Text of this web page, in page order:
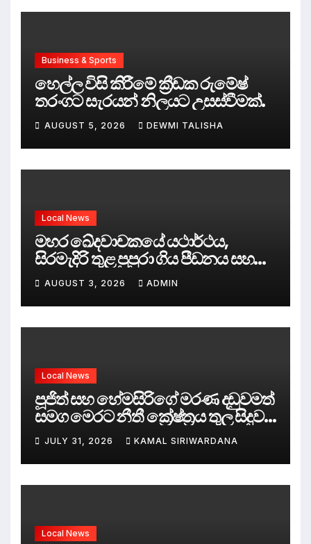
Business & Sports
හෙල්ල විසි කිරීමේ ක්‍රීඩක රුමේෂ්
තරංගට සැරයන් නිලයට උසස්වීමක්.
AUGUST 5, 2026 DEWMI TALISHA
Local News
මහර ඛේදවාචකයේ යථාර්ථය,
සිරමැදිරි තුළ පුපුරා ගිය පීඩනය සහ
පලිගැනීමේ දේශපාලනය
AUGUST 3, 2026 ADMIN
Local News
පූජිත් සහ හේමසිරිගේ මරණ දඩුවමත්
සමග මෙරට නීතී ක්‍රේෂ්ත්‍රය තුල සිදුව
ඇත්තේ කුමක්ද ?
JULY 31, 2026 KAMAL SIRIWARDANA
Local News